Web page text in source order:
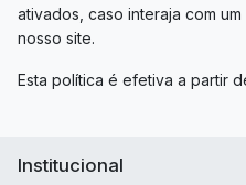
ativados, caso interaja com
nosso site.
Esta política é efetiva a partir
Institucional